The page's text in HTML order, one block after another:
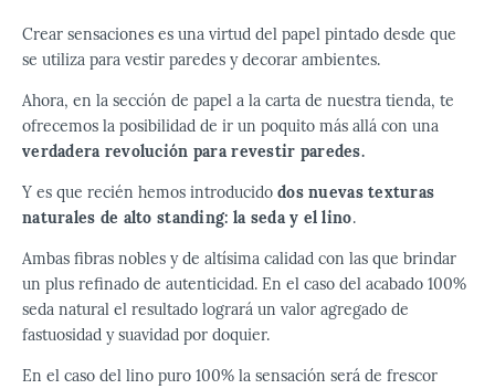
Crear sensaciones es una virtud del papel pintado desde que
se utiliza para vestir paredes y decorar ambientes.
Ahora, en la sección de papel a la carta de nuestra tienda, te
ofrecemos la posibilidad de ir un poquito más allá con una
verdadera revolución para revestir paredes.
Y es que recién hemos introducido dos nuevas texturas
naturales de alto standing: la seda y el lino.
Ambas fibras nobles y de altísima calidad con las que brindar
un plus refinado de autenticidad. En el caso del acabado 100%
seda natural el resultado logrará un valor agregado de
fastuosidad y suavidad por doquier.
En el caso del lino puro 100% la sensación será de frescor